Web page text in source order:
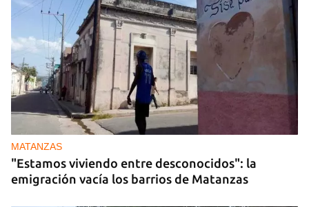
MATANZAS
"Estamos viviendo entre desconocidos": la
emigración vacía los barrios de Matanzas